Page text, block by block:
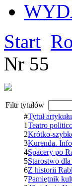
Start
Nr 55
Filtr tytułów
#Tytuł artykułu
1Teatro
2Krótko-
3Kurenda.
4Spacery po
5Starostwo
6Z historii
7Pamiętnik